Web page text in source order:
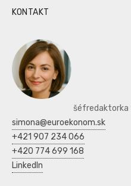
KONTAKT
šéfredaktorka
simona@euroekonom.sk
+421 907 234 066
+420 774 699 168
LinkedIn